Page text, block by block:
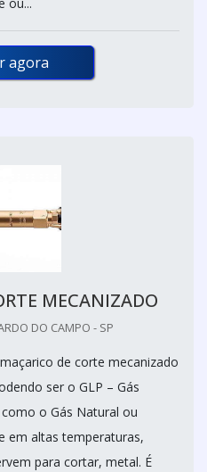
agora
MECANIZADO
DO CAMPO - SP
de corte mecanizado
ser o GLP – Gás
o Gás Natural ou
em altas temperaturas,
para cortar, metal. É